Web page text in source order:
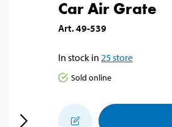
Car Air Grate
Art.49-539
In stock in 25store
Sold online